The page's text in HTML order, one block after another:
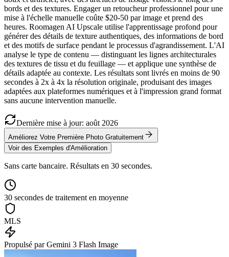
bords et des textures. Engager un retoucheur professionnel pour une
mise à l'échelle manuelle coûte $20-50 par image et prend des
heures. Roomagen AI Upscale utilise l'apprentissage profond pour
générer des détails de texture authentiques, des informations de bord
et des motifs de surface pendant le processus d'agrandissement. L'AI
analyse le type de contenu — distinguant les lignes architecturales
des textures de tissu et du feuillage — et applique une synthèse de
détails adaptée au contexte. Les résultats sont livrés en moins de 90
secondes à 2x à 4x la résolution originale, produisant des images
adaptées aux plateformes numériques et à l'impression grand format
sans aucune intervention manuelle.
Dernière mise à jour: août 2026
Améliorez Votre Première Photo Gratuitement
Voir des Exemples d'Amélioration
Sans carte bancaire. Résultats en 30 secondes.
30 secondes de traitement en moyenne
MLS
Propulsé par Gemini 3 Flash Image